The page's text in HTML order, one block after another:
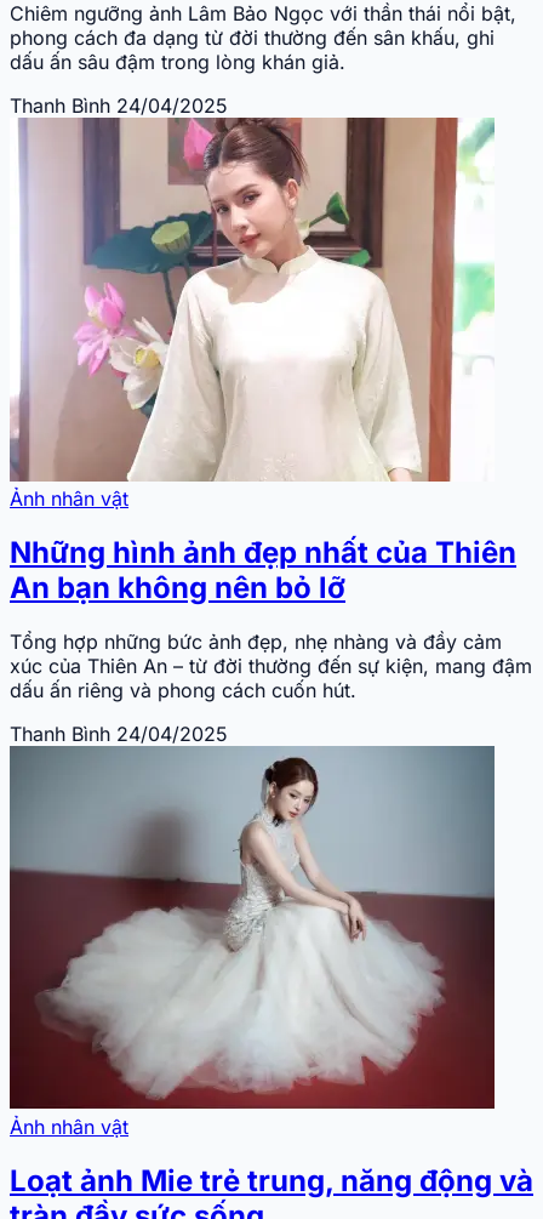
Chiêm ngưỡng ảnh Lâm Bảo Ngọc với thần thái nổi bật,
phong cách đa dạng từ đời thường đến sân khấu, ghi
dấu ấn sâu đậm trong lòng khán giả.
Thanh Bình 24/04/2025
Ảnh nhân vật
Những hình ảnh đẹp nhất của Thiên
An bạn không nên bỏ lỡ
Tổng hợp những bức ảnh đẹp, nhẹ nhàng và đầy cảm
xúc của Thiên An – từ đời thường đến sự kiện, mang đậm
dấu ấn riêng và phong cách cuốn hút.
Thanh Bình 24/04/2025
Ảnh nhân vật
Loạt ảnh Mie trẻ trung, năng động và